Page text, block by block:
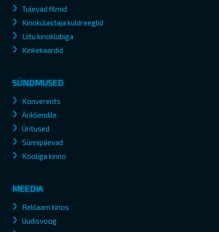
Tulevad filmid
Kinokülastaja kuldreeglid
Liitu kinoklubiga
Kinkekaardid
SÜNDMUSED
Konverents
Ärikliendile
Üritused
Sünnipäevad
Kooliga kinno
MEEDIA
Reklaam kinos
Uudisvoog